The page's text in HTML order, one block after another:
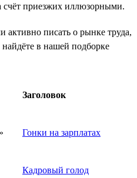
счёт приезжих иллюзорными.
писать о рынке труда,
в нашей подборке
Заголовок
Гонки на зарплатах
Кадровый голод